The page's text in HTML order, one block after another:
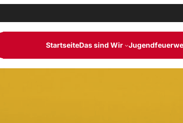
StartseiteDas sind Wir